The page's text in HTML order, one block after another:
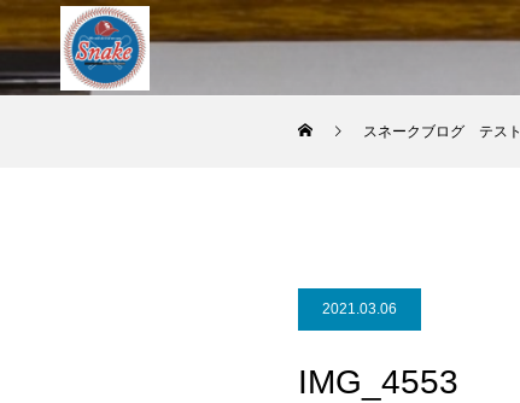
スネークブログ テスト
2021.03.06
IMG_4553